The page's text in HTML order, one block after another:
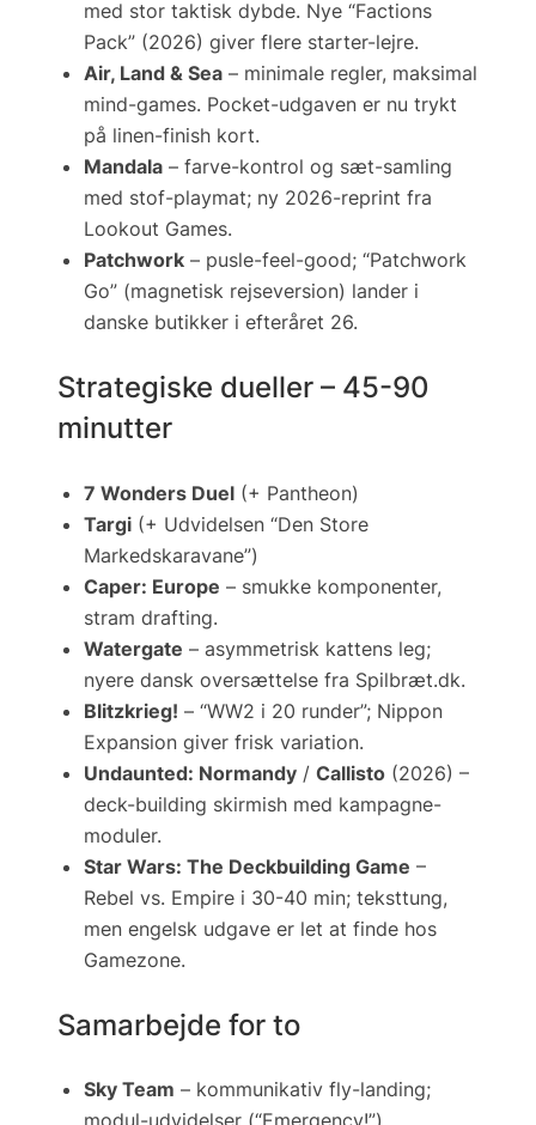
med stor taktisk dybde. Nye “Factions
Pack” (2026) giver flere starter-lejre.
Air, Land & Sea – minimale regler, maksimal
mind-games. Pocket-udgaven er nu trykt
på linen-finish kort.
Mandala – farve-kontrol og sæt-samling
med stof-playmat; ny 2026-reprint fra
Lookout Games.
Patchwork – pusle-feel-good; “Patchwork
Go” (magnetisk rejseversion) lander i
danske butikker i efteråret 26.
Strategiske dueller – 45-90
minutter
7 Wonders Duel (+ Pantheon)
Targi (+ Udvidelsen “Den Store
Markedskaravane”)
Caper: Europe – smukke komponenter,
stram drafting.
Watergate – asymmetrisk kattens leg;
nyere dansk oversættelse fra Spilbræt.dk.
Blitzkrieg! – “WW2 i 20 runder”; Nippon
Expansion giver frisk variation.
Undaunted: Normandy / Callisto (2026) –
deck-building skirmish med kampagne-
moduler.
Star Wars: The Deckbuilding Game –
Rebel vs. Empire i 30-40 min; teksttung,
men engelsk udgave er let at finde hos
Gamezone.
Samarbejde for to
Sky Team – kommunikativ fly-landing;